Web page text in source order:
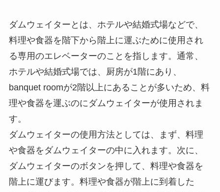
ダムウェイターとは、ホテルや結婚式場などで、
料理や食器を階下から階上に運ぶために使用され
る専用のエレベーターのことを指します。 通常、
ホテルや結婚式場では、厨房が1階にあり、
banquet roomが2階以上にあることが多いため、料
理や食器を運ぶのにダムウェイターが使用されま
す。
ダムウェイターの使用方法としては、まず、料理
や食器をダムウェイターの中に入れます。 次に、
ダムウェイターのボタンを押して、料理や食器を
階上に運びます。料理や食器が階上に到着した